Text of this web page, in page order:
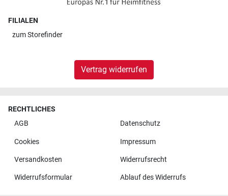
FILIALEN
zumStorefinder
Vertrag widerrufen
RECHTLICHES
AGB
Datenschutz
Cookies Impressum
Versandkosten Widerrufsrecht
Widerrufsformular Ablauf des Widerrufs